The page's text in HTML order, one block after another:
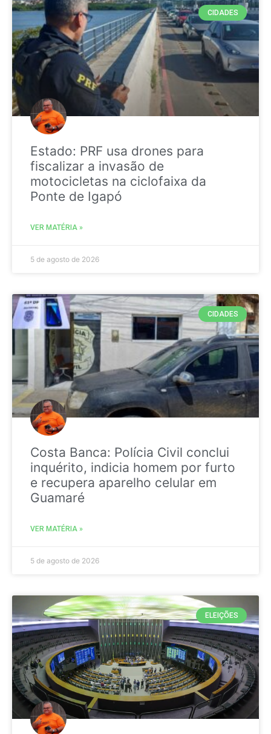
CIDADES
Estado: PRF usa drones para
fiscalizar a invasão de
motocicletas na ciclofaixa da
Ponte de Igapó
VER MATÉRIA »
5 de agosto de 2026
CIDADES
Costa Banca: Polícia Civil conclui
inquérito, indicia homem por furto
e recupera aparelho celular em
Guamaré
VER MATÉRIA »
5 de agosto de 2026
ELEIÇÕES